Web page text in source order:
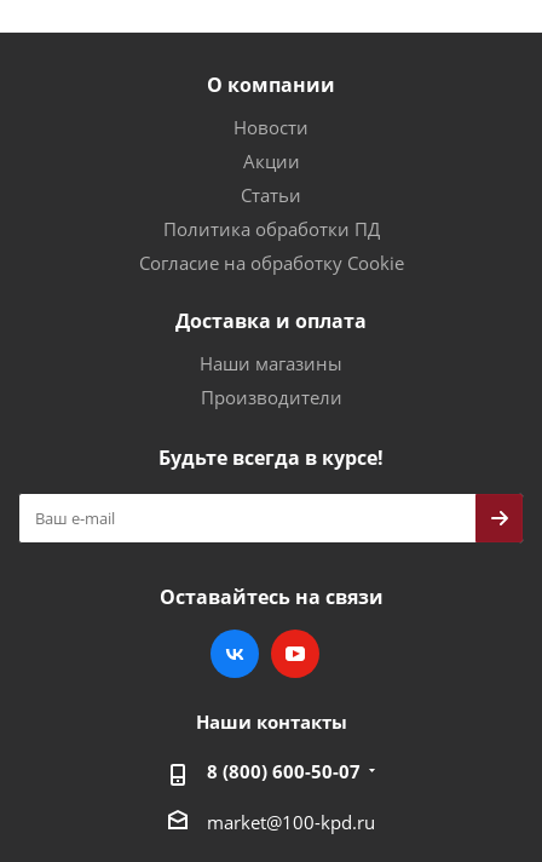
О компании
Новости
Акции
Статьи
Политика обработки ПД
Согласие на обработку Cookie
Доставка и оплата
Наши магазины
Производители
Будьте всегда в курсе!
Оставайтесь на связи
Наши контакты
8 (800) 600-50-07
market@100-kpd.ru